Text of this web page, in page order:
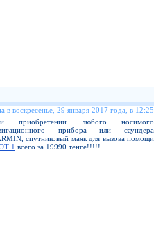
в воскресенье, 29 января 2017 года, в 12:25
приобретении любого носимого
прибора или саундера
спутниковый маяк для вызова помощи
1 всего за 19990 тенге!!!!!